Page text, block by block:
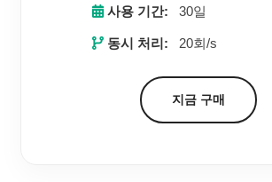
사용 기간: 30일
동시 처리: 20회/s
지금 구매